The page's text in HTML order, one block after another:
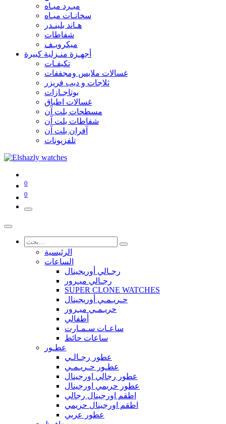
مبـرد ميـاه
سخانـات ميـاه
هـاند بلينـدر
شفاطات
ميكرويـف
أجهـزة منـزلية كبيرة
تكيفـات
غسالات ملابس ومجففات
ثلاجات و ديب فريزر
بوتاجـازات
غسالات اطباق
مسطحات بلت آن
شفاطات بلت آن
آفران بلت آن
تلفزيونات
0
0
الرئيسية
الساعات
رجـالي أوريجينال
رجـالي ميـرور
SUPER CLONE WATCHES
حـريـمـي أوريجينال
حريـمـي ميـرور
أطفالي
ساعـات سـمـارت
ساعات حائط
عطـور
عطور رجـالـي
عطـور حـريـمـي
عطور رجالي اورجينال
عطور حريمي اورجينال
اطقم اورجينال رجالي
اطقم اورجينال حريمي
عطور عربي